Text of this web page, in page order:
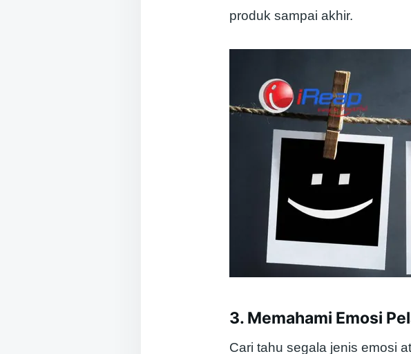
produk sampai akhir.
3. Memahami Emosi
Cari tahu segala jenis emosi